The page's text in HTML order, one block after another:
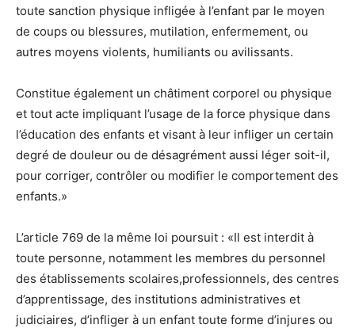
toute sanction physique infligée à l’enfant par le moyen
de coups ou blessures, mutilation, enfermement, ou
autres moyens violents, humiliants ou avilissants.
Constitue également un châtiment corporel ou physique
et tout acte impliquant l’usage de la force physique dans
l’éducation des enfants et visant à leur infliger un certain
degré de douleur ou de désagrément aussi léger soit-il,
pour corriger, contrôler ou modifier le comportement des
enfants.»
L’article 769 de la même loi poursuit : «Il est interdit à
toute personne, notamment les membres du personnel
des établissements scolaires,professionnels, des centres
d’apprentissage, des institutions administratives et
judiciaires, d’infliger à un enfant toute forme d’injures ou